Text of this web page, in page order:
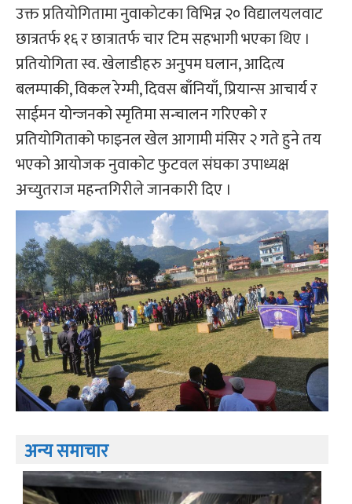
उक्त प्रतियोगितामा नुवाकोटका विभिन्न २० विद्यालयलवाट
छात्रतर्फ १६ र छात्रातर्फ चार टिम सहभागी भएका थिए ।
प्रतियोगिता स्व. खेलाडीहरु अनुपम घलान, आदित्य
बलम्पाकी, विकल रेग्मी, दिवस बाँनियाँ, प्रियान्स आचार्य र
साईमन योन्जनको स्मृतिमा सन्चालन गरिएको र
प्रतियोगिताको फाइनल खेल आगामी मंसिर २ गते हुने तय
भएको आयोजक नुवाकोट फुटवल संघका उपाध्यक्ष
अच्युतराज महन्तगिरीले जानकारी दिए ।
अन्य समाचार